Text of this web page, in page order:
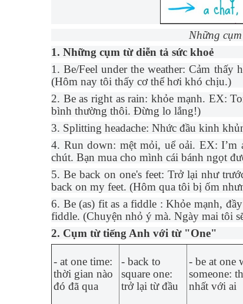
Những
1. Những cụm từ diễn tả sức khoẻ
1. Be/Feel under the weather: Cảm
(Hôm nay tôi thấy cơ thể hơi khó chịu.)
2. Be as right as rain: khỏe mạnh. EX:
bình thường thôi. Đừng lo lắng!)
3. Splitting headache: Nhức đầu kinh
4. Run down: mệt mỏi, uể oải. EX: I’m
chút. Bạn mua cho mình cái bánh ngọt
5. Be back on one's feet: Trở lại như
back on my feet. (Hôm qua tôi bị ốm
6. Be (as) fit as a fiddle : Khỏe mạnh,
fiddle. (Chuyện nhỏ ý mà. Ngày mai tôi
2. Cụm từ tiếng Anh với từ "One"
- at one time:
thời gian nào
đó đã qua
- back to
square one:
trở lại từ đầu
- be at one
someone:
nhất với ai